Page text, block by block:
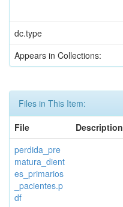
dc.type
Appears in Collections:
Files in This Item:
File
Description
perdida_pre
matura_dient
es_primarios
_pacientes.p
df